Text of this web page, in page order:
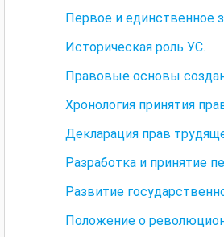
Первое и единственное
Историческая роль УС.
Правовые основы
Хронология принятия
Декларация прав
Разработка и принятие
Развитие
Положение о